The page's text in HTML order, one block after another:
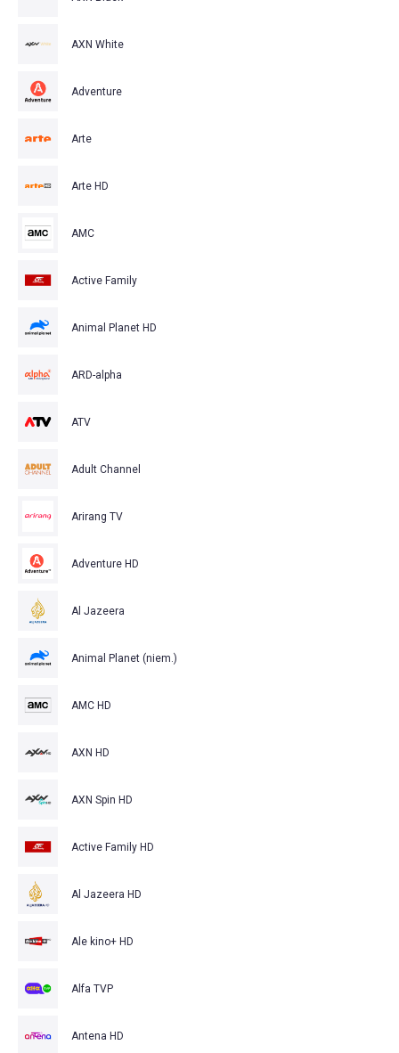
AXN White
Adventure
Arte
Arte HD
AMC
Active Family
Animal Planet HD
ARD-alpha
ATV
Adult Channel
Arirang TV
Adventure HD
Al Jazeera
Animal Planet (niem.)
AMC HD
AXN HD
AXN Spin HD
Active Family HD
Al Jazeera HD
Ale kino+ HD
Alfa TVP
Antena HD